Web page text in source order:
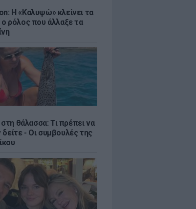
Η «Καλυψώ» κλείνει τα
ο ρόλος που άλλαξε τα
θάλασσα: Τι πρέπει να
δείτε - Οι συμβουλές της